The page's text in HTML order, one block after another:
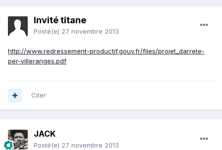
Invité titane
Posté(e) 27 novembre 2013
http://www.redressement-productif.gouv.fr/files/projet_darrete-
per-villeranges.pdf
Citer
JACK
Posté(e) 27 novembre 2013